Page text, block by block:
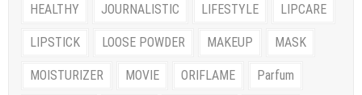
HEALTHY JOURNALISTIC LIFESTYLE LIPCARE
LIPSTICK LOOSE POWDER MAKEUP MASK
MOISTURIZER MOVIE ORIFLAME Parfum